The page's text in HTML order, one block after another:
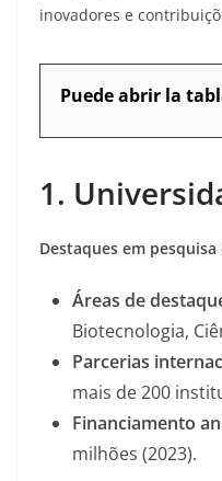
inovadores e
Puede abrir la
1.
Destaques em pesquisa
Áreas de
Biotecnologia,
Parcerias
mais de 200
Financiamento
milhões (2023).